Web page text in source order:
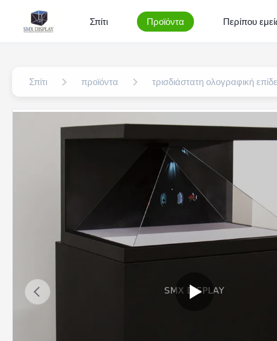
Σπίτι Προϊόντα Περίπου
Σπίτι προϊόντα τρισδιάστατη ολογραφική